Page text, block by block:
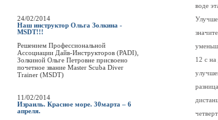
24/02/2014
Наш инструктор Ольга Золкина -
MSDT!!!
Решением Профессиональной
Ассоциации Дайв-Инструкторов (PADI),
Золкиной Ольге Петровне присвоено
почетное звание Master Scuba Diver
Trainer (MSDT)
11/02/2014
Израиль. Красное море. 30марта – 6
апреля.
воде
12 с на